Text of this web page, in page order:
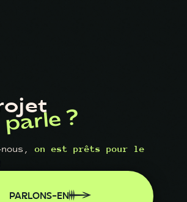
?
nous,on est prêts pour le
PARLONS-EN